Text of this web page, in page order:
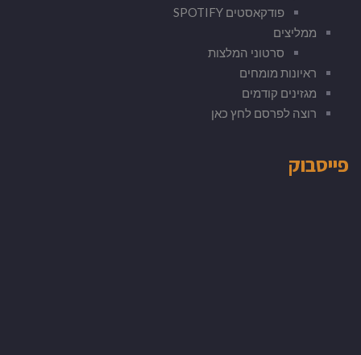
פודקאסטים SPOTIFY
ממליצים
סרטוני המלצות
ראיונות מומחים
מגזינים קודמים
רוצה לפרסם לחץ כאן
פייסבוק